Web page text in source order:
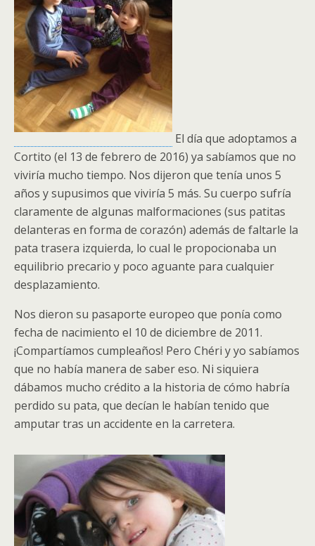
El día que adoptamos a
Cortito (el 13 de febrero de 2016) ya sabíamos que no
viviría mucho tiempo. Nos dijeron que tenía unos 5
años y supusimos que viviría 5 más. Su cuerpo sufría
claramente de algunas malformaciones (sus patitas
delanteras en forma de corazón) además de faltarle la
pata trasera izquierda, lo cual le propocionaba un
equilibrio precario y poco aguante para cualquier
desplazamiento.
Nos dieron su pasaporte europeo que ponía como
fecha de nacimiento el 10 de diciembre de 2011.
¡Compartíamos cumpleaños! Pero Chéri y yo sabíamos
que no había manera de saber eso. Ni siquiera
dábamos mucho crédito a la historia de cómo habría
perdido su pata, que decían le habían tenido que
amputar tras un accidente en la carretera.